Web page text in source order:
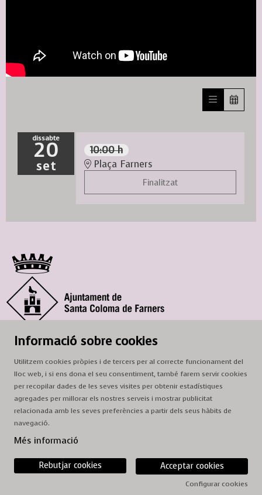
dissabte
20
set
10:00 h
Plaça Farners
Finalitzat
© Ajuntament de Santa Coloma de Farners
Adreça: c. del Prat, 16, 17430 Santa Coloma de Farners
A/e:cultura@scf.cat
Sitemap
Informació sobre cookies
Utilitzem cookies pròpies i de tercers per al correcte funcionament del
lloc web, i si ens dona el seu consentiment, també farem servir cookies
per recopilar dades de les seves visites per obtenir estadístiques
agregades per millorar els nostres serveis i mostrar publicitat
relacionada amb les seves preferències a partir dels seus hàbits de
navegació.
Més informació
Acceptar cookies
Rebutjar cookies
Configurar cookies